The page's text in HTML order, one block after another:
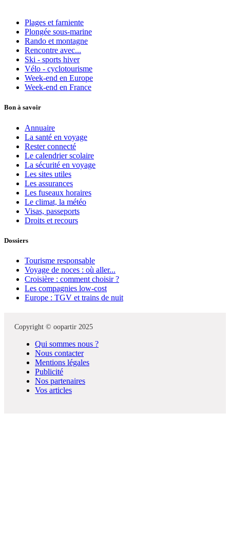
Plages et farniente
Plongée sous-marine
Rando et montagne
Rencontre avec...
Ski - sports hiver
Vélo - cyclotourisme
Week-end en Europe
Week-end en France
Bon à savoir
Annuaire
La santé en voyage
Rester connecté
Le calendrier scolaire
La sécurité en voyage
Les sites utiles
Les assurances
Les fuseaux horaires
Le climat, la météo
Visas, passeports
Droits et recours
Dossiers
Tourisme responsable
Voyage de noces : où aller...
Croisière : comment choisir ?
Les compagnies low-cost
Europe : TGV et trains de nuit
Copyright © oopartir 2025
Qui sommes nous ?
Nous contacter
Mentions légales
Publicité
Nos partenaires
Vos articles